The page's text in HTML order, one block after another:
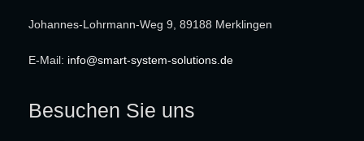
Johannes-Lohrmann-Weg 9, 89188 Merklingen
E-Mail: info@smart-system-solutions.de
Besuchen Sie uns